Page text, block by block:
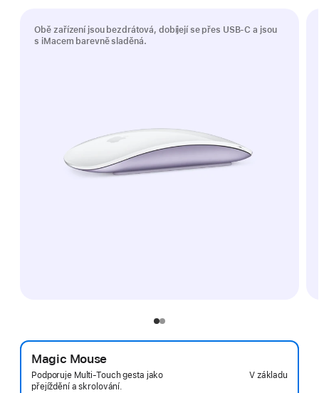
Obě zařízení jsou bezdrátová, dobíjejí se přes USB‑C a jsou
s iMacem barevně sladěná.
Magic Mouse
Podporuje Multi-Touch gesta jako
přejíždění a skrolování.
V základu